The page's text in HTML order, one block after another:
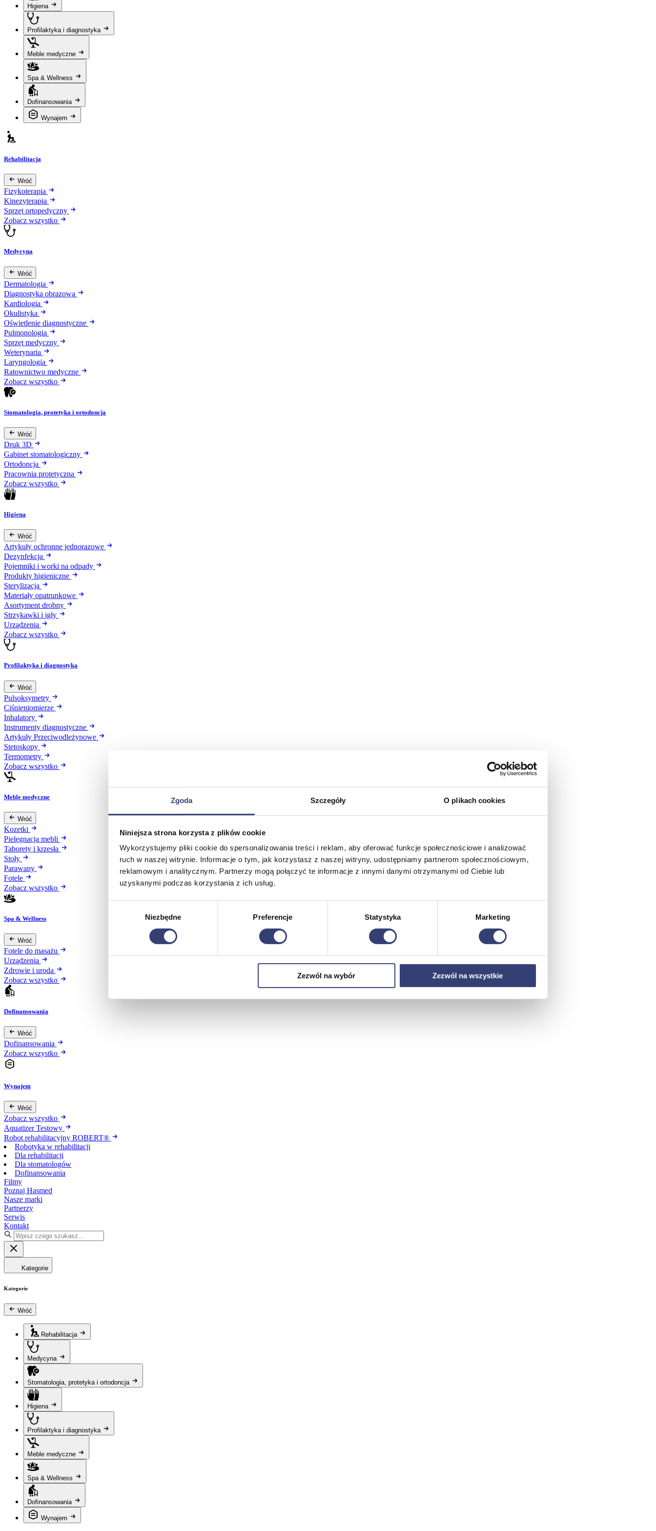
Zgoda Szczegóły O plikach cookies
Niniejsza strona korzysta z plików cookie
Wykorzystujemy pliki cookie do spersonalizowania treści i reklam, aby oferować funkcje społecznościowe i analizować
ruch w naszej witrynie. Informacje o tym, jak korzystasz z naszej witryny, udostępniamy partnerom społecznościowym,
reklamowym i analitycznym. Partnerzy mogą połączyć te informacje z innymi danymi otrzymanymi od Ciebie lub
uzyskanymi podczas korzystania z ich usług.
Niezbędne Preferencje Statystyka Marketing
Zezwól na wybór Zezwól na wszystkie
Higiena
Profilaktyka i diagnostyka
Meble medyczne
Spa & Wellness
Dofinansowania
Wynajem
Rehabilitacja
Wróć
Fizykoterapia
Kinezyterapia
Sprzęt ortopedyczny
Zobacz wszystko
Medycyna
Wróć
Dermatologia
Diagnostyka obrazowa
Kardiologia
Okulistyka
Oświetlenie diagnostyczne
Pulmonologia
Sprzęt medyczny
Weterynaria
Laryngologia
Ratownictwo medyczne
Zobacz wszystko
Stomatologia, protetyka i ortodoncja
Wróć
Druk 3D
Gabinet stomatologiczny
Ortodoncja
Pracownia protetyczna
Zobacz wszystko
Higiena
Wróć
Artykuły ochronne jednorazowe
Dezynfekcja
Pojemniki i worki na odpady
Produkty higieniczne
Sterylizacja
Materiały opatrunkowe
Asortyment drobny
Strzykawki i igły
Urządzenia
Zobacz wszystko
Profilaktyka i diagnostyka
Wróć
Pulsoksymetry
Ciśnieniomierze
Inhalatory
Instrumenty diagnostyczne
Artykuły Przeciwodleżynowe
Stetoskopy
Termometry
Zobacz wszystko
Meble medyczne
Wróć
Kozetki
Pielęgnacja mebli
Taborety i krzesła
Stoły
Parawany
Fotele
Zobacz wszystko
Spa & Wellness
Wróć
Fotele do masażu
Urządzenia
Zdrowie i uroda
Zobacz wszystko
Dofinansowania
Wróć
Dofinansowania
Zobacz wszystko
Wynajem
Wróć
Zobacz wszystko
Aquatizer Testowy
Robot rehabilitacyjny ROBERT®
Robotyka w rehabilitacji
Dla rehabilitacji
Dla stomatologów
Dofinansowania
Filmy
Poznaj Hasmed
Nasze marki
Partnerzy
Serwis
Kontakt
Kategorie
Kategorie
Wróć
Rehabilitacja
Medycyna
Stomatologia, protetyka i ortodoncja
Higiena
Profilaktyka i diagnostyka
Meble medyczne
Spa & Wellness
Dofinansowania
Wynajem